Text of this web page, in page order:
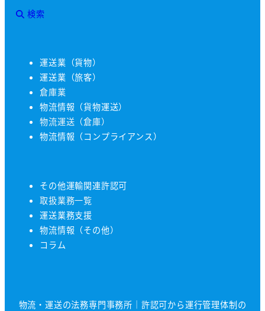
検索
運送業（貨物）
運送業（旅客）
倉庫業
物流情報（貨物運送）
物流運送（倉庫）
物流情報（コンプライアンス）
その他運輸関連許認可
取扱業務一覧
運送業務支援
物流情報（その他）
コラム
物流・運送の法務専門事務所｜許認可から運行管理体制の